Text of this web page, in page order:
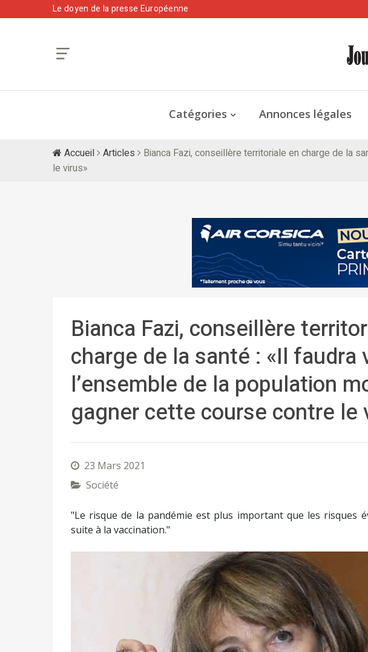
Le doyen de la presse Européenne
Catégories Annonces légales
Accueil Articles
Bianca Fazi, conseillère territoriale en charge de la
le virus»
Bianca Fazi, conseillère
charge de la santé : «Il faudra
l’ensemble de la population
gagner cette course contre le
23 Mars 2021
Société
"Le risque de la pandémie est plus important que les risques
suite à la vaccination."